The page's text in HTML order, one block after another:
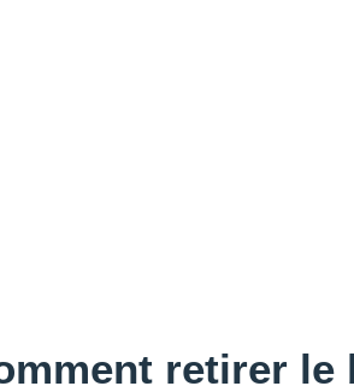
retirer le